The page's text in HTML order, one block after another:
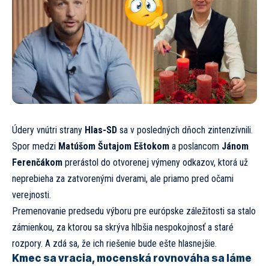
Údery vnútri strany Hlas-SD sa v posledných dňoch zintenzívnili.
Spor medzi Matúšom Šutajom Eštokom a poslancom Jánom
Ferenčákom prerástol do otvorenej výmeny odkazov, ktorá už
neprebieha za zatvorenými dverami, ale priamo pred očami
verejnosti.
Premenovanie predsedu výboru pre európske záležitosti sa stalo
zámienkou, za ktorou sa skrýva hlbšia nespokojnosť a staré
rozpory. A zdá sa, že ich riešenie bude ešte hlasnejšie.
Kmec sa vracia, mocenská rovnováha sa láme